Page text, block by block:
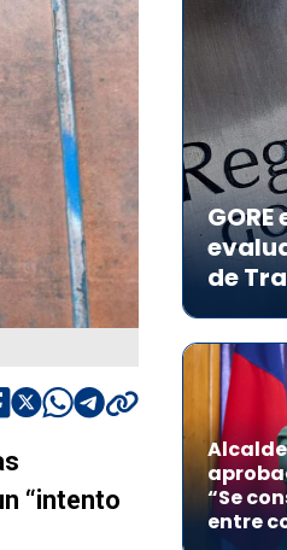
“intento
de
“Se
entre